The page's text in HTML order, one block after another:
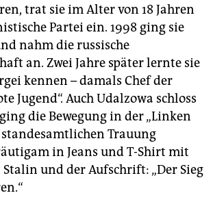
trat sie im Alter von 18 Jahren
Partei ein. 1998 ging sie
nahm die russische
an. Zwei Jahre später lernte sie
kennen – damals Chef der
Jugend“. Auch Udalzowa schloss
die Bewegung in der „Linken
Trauung
in Jeans und T-Shirt mit
und der Aufschrift: „Der Sieg